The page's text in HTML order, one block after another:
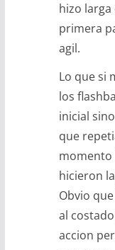
hizo
primera
agil.
Lo que si
los
inicial
que
momento
hicieron
Obvio
al
accion